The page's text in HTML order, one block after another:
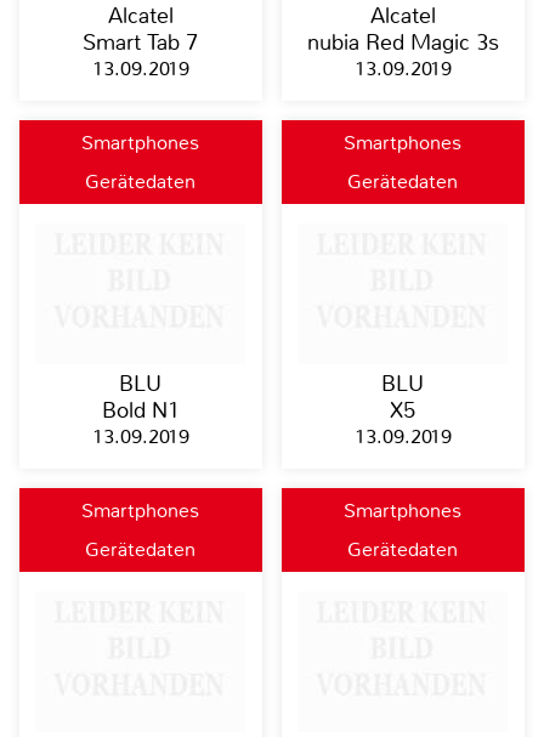
Alcatel
Smart Tab 7
13.09.2019
Alcatel
nubia Red Magic 3s
13.09.2019
Smartphones
Gerätedaten
BLU
Bold N1
13.09.2019
Smartphones
Gerätedaten
BLU
X5
13.09.2019
Smartphones
Gerätedaten
Smartphones
Gerätedaten